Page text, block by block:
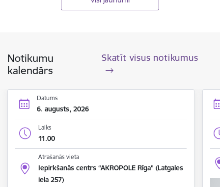
Notikumu
kalendārs
Skatīt visus notikumus
Datums
6. augusts, 2026
Laiks
11.00
Atrašanās vieta
Iepirkšanās centrs “AKROPOLE Rīga” (Latgales
iela 257)